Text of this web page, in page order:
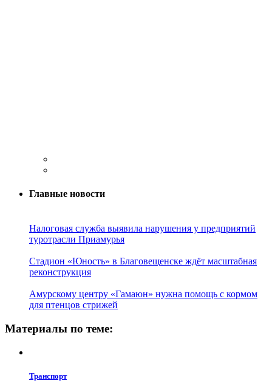
Главные новости
Налоговая служба выявила нарушения у предприятий
туротрасли Приамурья
Стадион «Юность» в Благовещенске ждёт масштабная
реконструкция
Амурскому центру «Гамаюн» нужна помощь с кормом
для птенцов стрижей
Материалы по теме:
Транспорт